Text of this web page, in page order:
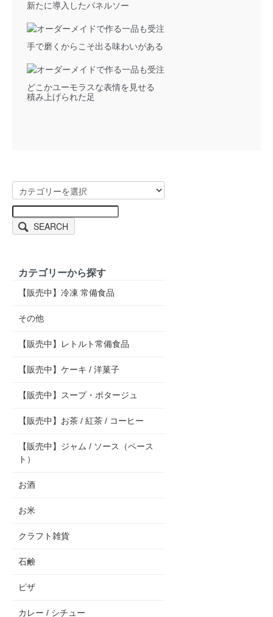
新たに導入したパネルソー
手で磨くからこそ出る味わいがある
どこかユーモラスな表情を見せる
積み上げられた足
SEARCH
カテゴリーから探す
【販売中】冷凍 常備食品
その他
【販売中】レトルト常備食品
【販売中】ケーキ / 洋菓子
【販売中】スープ・ポタージュ
【販売中】お茶 / 紅茶 / コーヒー
【販売中】ジャム / ソース（ペース
ト）
お酒
お米
クラフト雑貨
石鹸
ピザ
カレー / シチュー